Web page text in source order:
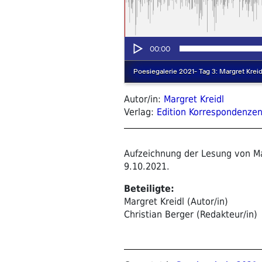
Autor/in: Margret Kreidl
Verlag: Edition Korrespondenzen
Aufzeichnung der Lesung von
9.10.2021.
Beteiligte:
Margret Kreidl (Autor/in)
Christian Berger (Redakteur/in)